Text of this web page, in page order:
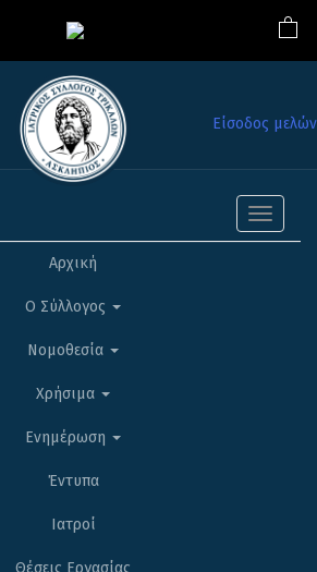
Είσοδος μελών
Toggle
Αρχική
Ο Σύλλογος
Νομοθεσία
Χρήσιμα
Ενημέρωση
Έντυπα
Ιατροί
Θέσεις Εργασίας